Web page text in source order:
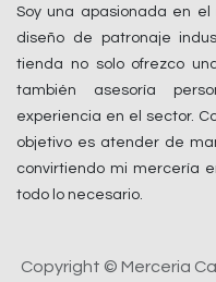
Soy una apasionada en
diseño de patronaje
tienda no solo ofrezco
también asesoría
experiencia en el sector.
objetivo es atender de
convirtiendo mi mercería
todo lo necesario.
Copyright © Merceria